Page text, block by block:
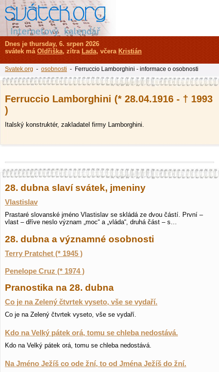
Ferruccio Lamborghini (* 28.04.1916 - † 1993
)
Italský konstruktér, zakladatel firmy Lamborghini.
28. dubna slaví svátek, jmeniny
Vlastislav
Prastaré slovanské jméno Vlastislav se skládá ze dvou částí. První –
vlast – dříve neslo význam „moc“ a „vláda“, druhá část – s…
28. dubna a významné osobnosti
Terry Pratchet (* 1945 )
Penelope Cruz (* 1974 )
Pranostika na 28. dubna
Co je na Zelený čtvrtek vyseto, vše se vydaří.
Co je na Zelený čtvrtek vyseto, vše se vydaří.
Kdo na Velký pátek orá, tomu se chleba nedostává.
Kdo na Velký pátek orá, tomu se chleba nedostává.
Na Jméno Ježíš co ode žní, to od Jména Ježíš do žní.
Dnes je thursday, 6. srpen 2026
svátek má Oldřiška, zítra Lada, včera Kristián
Svatek.org - osobnosti - Ferruccio Lamborghini - informace o osobnosti